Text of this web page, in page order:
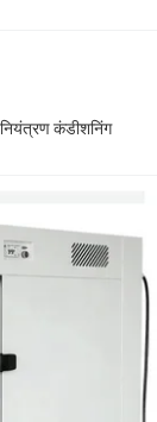
नियंत्रण कंडीशनिंग